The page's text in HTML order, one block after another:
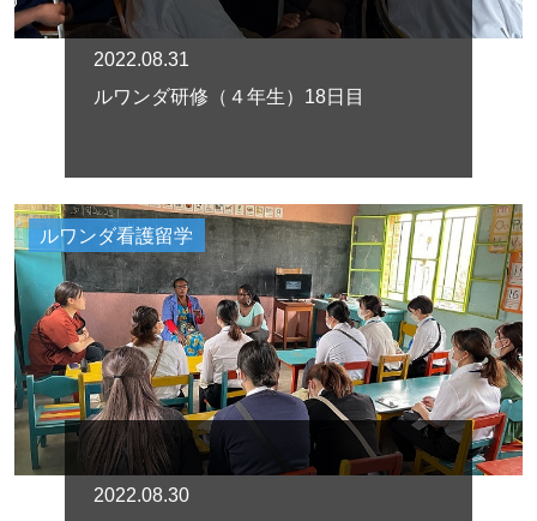
2022.08.31
ルワンダ研修（４年生）18日目
ルワンダ看護留学
2022.08.30